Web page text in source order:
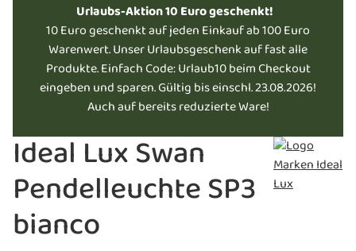
Urlaubs-Aktion 10 Euro geschenkt!
10 Euro geschenkt auf jeden Einkauf ab 100 Euro
Warenwert. Unser Urlaubsgeschenk auf fast alle
Produkte. Einfach Code: Urlaub10 beim Checkout
eingeben und sparen. Gültig bis einschl. 23.08.2026!
Auch auf bereits reduzierte Ware!
Ideal Lux Swan
Pendelleuchte SP3
bianco